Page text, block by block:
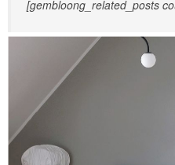
[gembloong_related_posts